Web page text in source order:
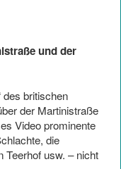
und der
des britischen
der Martinistraße
Video prominente
die
Teerhof usw. – nicht